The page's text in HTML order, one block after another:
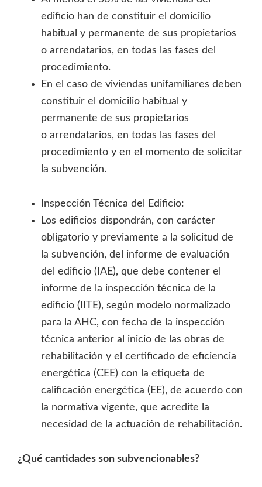
edificio han de constituir el domicilio
habitual y permanente de sus propietarios
o arrendatarios, en todas las fases del
procedimiento.
En el caso de viviendas unifamiliares deben
constituir el domicilio habitual y
permanente de sus propietarios
o arrendatarios, en todas las fases del
procedimiento y en el momento de solicitar
la subvención.
Inspección Técnica del Edificio:
Los edificios dispondrán, con carácter
obligatorio y previamente a la solicitud de
la subvención, del informe de evaluación
del edificio (IAE), que debe contener el
informe de la inspección técnica de la
edificio (IITE), según modelo normalizado
para la AHC, con fecha de la inspección
técnica anterior al inicio de las obras de
rehabilitación y el certificado de eficiencia
energética (CEE) con la etiqueta de
calificación energética (EE), de acuerdo con
la normativa vigente, que acredite la
necesidad de la actuación de rehabilitación.
¿Qué cantidades son subvencionables?